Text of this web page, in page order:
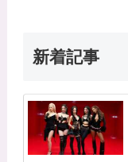
新着記事